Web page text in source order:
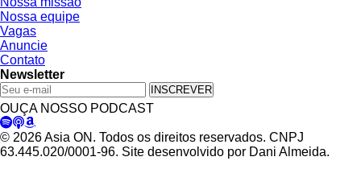
Nossa equipe
Vagas
Anuncie
Contato
Newsletter
INSCREVER
OUÇA NOSSO PODCAST
© 2026 Asia ON. Todos os direitos reservados. CNPJ
63.445.020/0001-96. Site desenvolvido por Dani Almeida.